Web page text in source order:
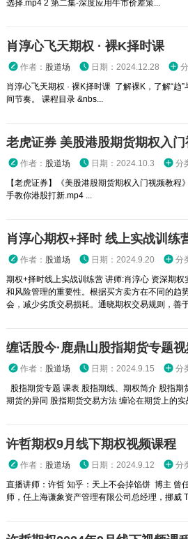
选择.mp4 2 第二集-深度应用牛市价差策...
肖淳心飞天期权 · 裸K择时课
作者： 股道场 日期：2024.12.28
肖淳心飞天期权 · 裸K择时课 了解裸K，了解“趋
间节奏。 课程目录 &nbs...
老虎证券 美股港股期货期权入
作者： 股道场 日期：2024.10.3 分
【老虎证券】《美股港股期货期权入门视频教
手教你港股打新.mp4 ...
肖淳心期权+择时 线上实战训练
作者： 股道场 日期：2024.9.20 分
期权+择时线上实战训练营 讲师:肖淳心 资深期
和风险管理的重要性。根据买方卖方在不同的趋
会，减少劣质交易损耗。通晓期权交易规则，善
缠话股今·鹿鼎山股指期货专题
作者： 股道场 日期：2024.9.15 分
股指期货专题 课表 股指期线、期权简介 股指
期货的异同 股指期货交易方法 缠论在期货上的
许哲期权9月线下期权视频课程
作者： 股道场 日期：2024.9.12 分
直播讲师：许哲 知乎：天上不会掉馅饼 博主 曾
师，任上海谦象资产管理有限公司总经理，挪威